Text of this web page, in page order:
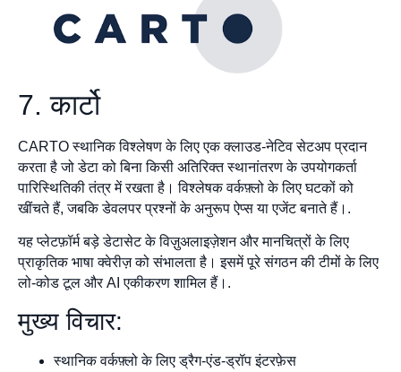
7. कार्टो
CARTO स्थानिक विश्लेषण के लिए एक क्लाउड-नेटिव सेटअप प्रदान
करता है जो डेटा को बिना किसी अतिरिक्त स्थानांतरण के उपयोगकर्ता
पारिस्थितिकी तंत्र में रखता है। विश्लेषक वर्कफ़्लो के लिए घटकों को
खींचते हैं, जबकि डेवलपर प्रश्नों के अनुरूप ऐप्स या एजेंट बनाते हैं।.
यह प्लेटफ़ॉर्म बड़े डेटासेट के विज़ुअलाइज़ेशन और मानचित्रों के लिए
प्राकृतिक भाषा क्वेरीज़ को संभालता है। इसमें पूरे संगठन की टीमों के लिए
लो-कोड टूल और AI एकीकरण शामिल हैं।.
मुख्य विचार:
स्थानिक वर्कफ़्लो के लिए ड्रैग-एंड-ड्रॉप इंटरफ़ेस